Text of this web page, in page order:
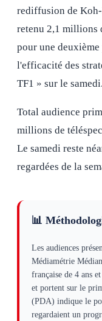
rediffusion de
retenu 2,1 millions
pour une
l'efficacité des
TF1 » sur le samedi.
Total audience
millions de
Le samedi reste
regardées de la
📊
Les audiences
Médiamétrie
française de 4 ans
et portent sur le
(PDA) indique le
regardaient un